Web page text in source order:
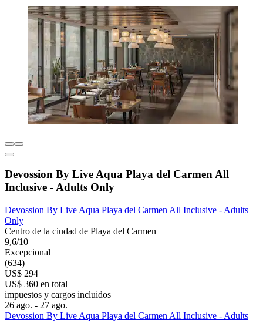
Devossion By Live Aqua Playa del Carmen All
Inclusive - Adults Only
Devossion By Live Aqua Playa del Carmen All Inclusive - Adults
Only
Centro de la ciudad de Playa del Carmen
9,6/10
Excepcional
(634)
US$ 294
US$ 360 en total
impuestos y cargos incluidos
26 ago. - 27 ago.
Devossion By Live Aqua Playa del Carmen All Inclusive - Adults